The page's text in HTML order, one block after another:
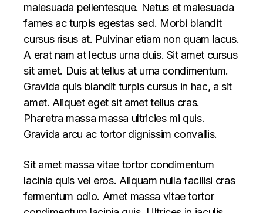
malesuada pellentesque. Netus et malesuada
fames ac turpis egestas sed. Morbi blandit
cursus risus at. Pulvinar etiam non quam lacus.
A erat nam at lectus urna duis. Sit amet cursus
sit amet. Duis at tellus at urna condimentum.
Gravida quis blandit turpis cursus in hac, a sit
amet. Aliquet eget sit amet tellus cras.
Pharetra massa massa ultricies mi quis.
Gravida arcu ac tortor dignissim convallis.
Sit amet massa vitae tortor condimentum
lacinia quis vel eros. Aliquam nulla facilisi cras
fermentum odio. Amet massa vitae tortor